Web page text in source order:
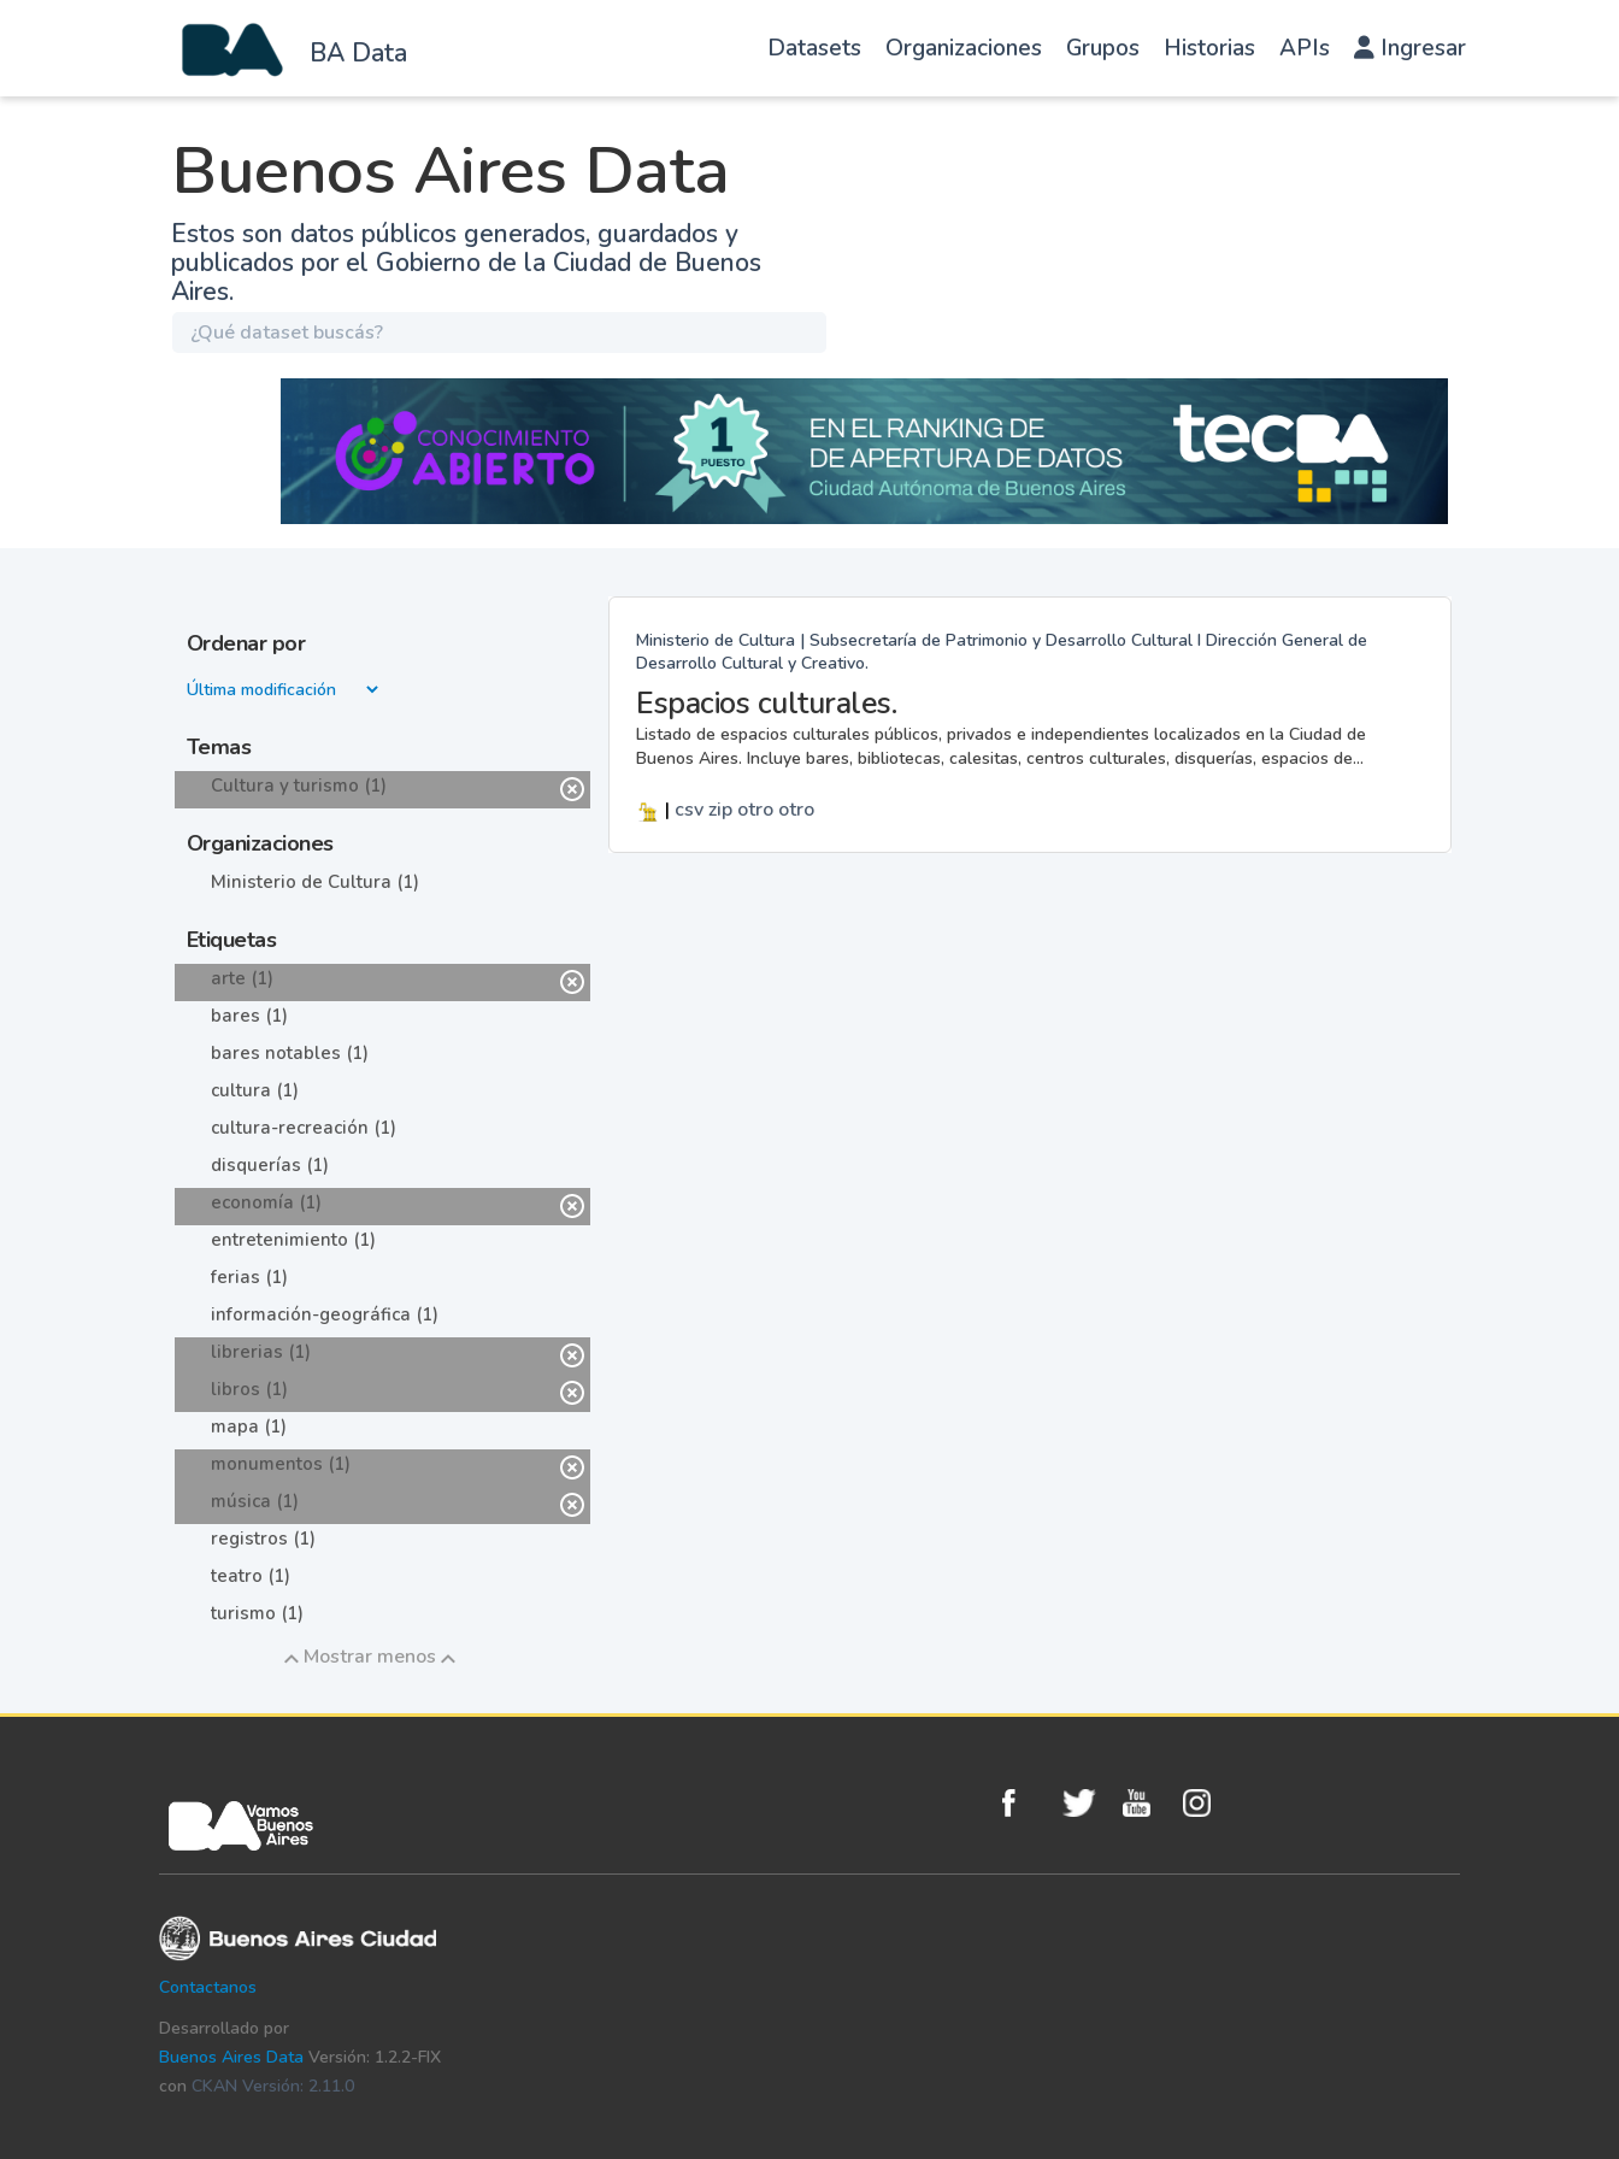
BA Data Datasets Organizaciones Grupos Historias APIs Ingresar
Buenos Aires Data
Estos son datos públicos generados, guardados y
publicados por el Gobierno de la Ciudad de Buenos
Aires.
Ordenar por
Temas
Cultura y turismo (1)
Organizaciones
Ministerio de Cultura (1)
Etiquetas
arte (1)
bares (1)
bares notables (1)
cultura (1)
cultura-recreación (1)
disquerías (1)
economía (1)
entretenimiento (1)
ferias (1)
información-geográfica (1)
librerias (1)
libros (1)
mapa (1)
monumentos (1)
música (1)
registros (1)
teatro (1)
turismo (1)
Mostrar menos
Ministerio de Cultura | Subsecretaría de Patrimonio y Desarrollo Cultural I Dirección General de
Desarrollo Cultural y Creativo.
Espacios culturales.
Listado de espacios culturales públicos, privados e independientes localizados en la Ciudad de
Buenos Aires. Incluye bares, bibliotecas, calesitas, centros culturales, disquerías, espacios de...
| csvzip otro otro
Contactanos
Desarrollado por
Buenos Aires Data Versión: 1.2.2-FIX
con CKAN Versión: 2.11.0